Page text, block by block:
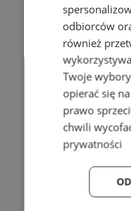
odbiorców
również
Twoje
opierać się
prawo
chwili
prywatności